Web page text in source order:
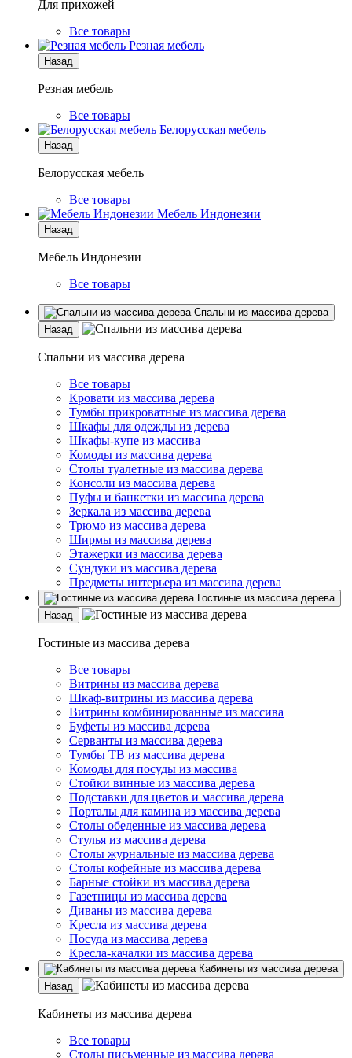
Для прихожей
Все товары
Резная мебель
Назад
Резная мебель
Все товары
Белорусская мебель
Назад
Белорусская мебель
Все товары
Мебель Индонезии
Назад
Мебель Индонезии
Все товары
Спальни из массива дерева
Назад
Спальни из массива дерева
Все товары
Кровати из массива дерева
Тумбы прикроватные из массива дерева
Шкафы для одежды из дерева
Шкафы-купе из массива
Комоды из массива дерева
Столы туалетные из массива дерева
Консоли из массива дерева
Пуфы и банкетки из массива дерева
Зеркала из массива дерева
Трюмо из массива дерева
Ширмы из массива дерева
Этажерки из массива дерева
Сундуки из массива дерева
Предметы интерьера из массива дерева
Гостиные из массива дерева
Назад
Гостиные из массива дерева
Все товары
Витрины из массива дерева
Шкаф-витрины из массива дерева
Витрины комбинированные из массива
Буфеты из массива дерева
Серванты из массива дерева
Тумбы ТВ из массива дерева
Комоды для посуды из массива
Стойки винные из массива дерева
Подставки для цветов и массива дерева
Порталы для камина из массива дерева
Столы обеденные из массива дерева
Стулья из массива дерева
Столы журнальные из массива дерева
Столы кофейные из массива дерева
Барные стойки из массива дерева
Газетницы из массива дерева
Диваны из массива дерева
Кресла из массива дерева
Посуда из массива дерева
Кресла-качалки из массива дерева
Кабинеты из массива дерева
Назад
Кабинеты из массива дерева
Все товары
Столы письменные из массива дерева